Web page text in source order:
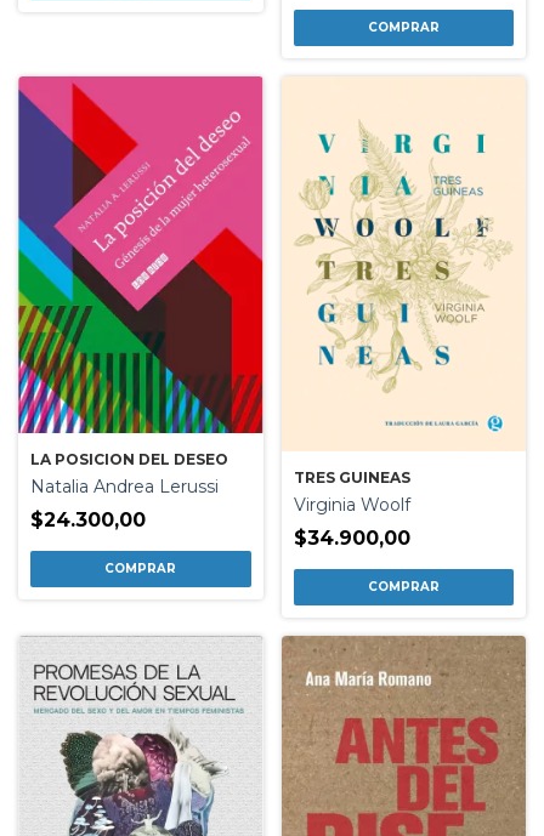
LA POSICION DEL DESEO
Natalia Andrea Lerussi
$24.300,00
TRES GUINEAS
Virginia Woolf
$34.900,00